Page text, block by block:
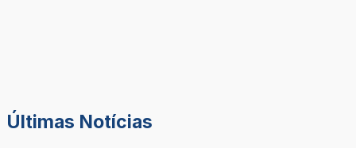
Últimas Notícias